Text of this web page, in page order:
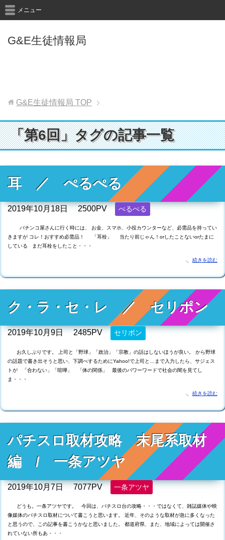
G&E生徒情報局
メニュー
G&E生徒情報局 TOP
「第6回」タグの記事一覧
耳 ／ ぺるぺる
2019年10月18日 2500PV ぺるぺる
パチンコ屋さんに行く時には、 お金、スマホ、小役カウンターなど、必需品を持ってい
きますが コレ！おすすめ必需品！ 「耳栓」 当たり前じゃん！orしたことないorたまに
している まだ耳栓をしたこと・・・
続きを読む
ク・ラ・セ・レ ／ セリポン
2019年10月9日 2485PV セリポン
お久しぶりです。 上司と「野球」「政治」「宗教」の話はしないほうが良い。 から野球
の話題で書き出そうと思い、下調べするためにYahoo!で上司と…まで入力したら、サジェス
トが 「合わない」「喧嘩」 「体の関係」 最後のパワーワードで社会の闇を見てし
ま・・・
続きを読む
パチスロ取材攻略 末尾系取材
編 / 一条アツヤ
2019年10月7日 7077PV 一条アツヤ
どうも。一条アツヤです。 今回は、パチスロ台の攻略・・・ではなくて、雑誌媒体や映
像媒体のパチスロ取材について書こうと思います。 近年、そのような取材が急に多くなった
と思うので、この記事を書こうかなと思いました。 都道府県、また、地域によっては開催さ
れていない所もあ・・・